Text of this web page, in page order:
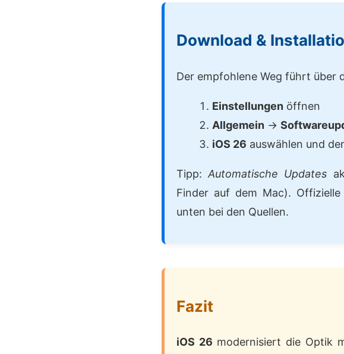
Download &
Der empfohlene Weg führt über
Einstellungen öffnen
Allgemein →
iOS 26 auswählen und
Tipp:Automatische Updates
Finder auf dem Mac).
unten bei den Quellen.
Fazit
iOS 26 modernisiert die Optik